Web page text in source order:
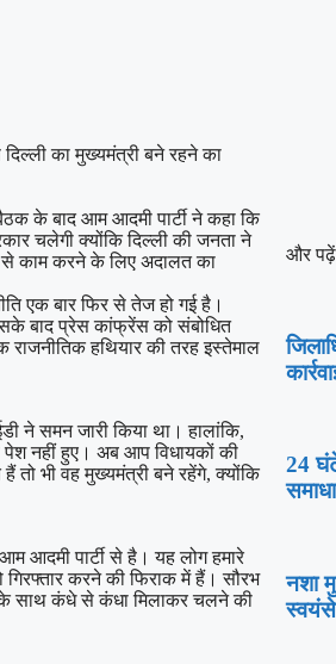
का मुख्यमंत्री बने रहने का
के बाद आम आदमी पार्टी ने कहा कि
चलेगी क्योंकि दिल्ली की जनता ने
से काम करने के लिए अदालत का
एक बार फिर से तेज हो गई है।
बाद प्रेस कांफ्रेंस को संबोधित
हथियार की तरह इस्तेमाल
ने समन जारी किया था। हालांकि,
नहीं हुए। अब आप विधायकों की
तो भी वह मुख्यमंत्री बने रहेंगे, क्योंकि
आदमी पार्टी से है। यह लोग हमारे
करने की फिराक में हैं। सौरभ
के साथ कंधे से कंधा मिलाकर चलने की
और पढ़ें
24
नशा